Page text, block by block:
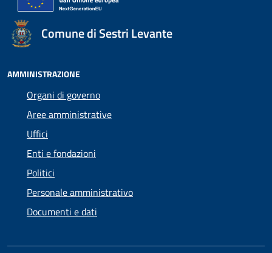
Comune di Sestri Levante
AMMINISTRAZIONE
Organi di governo
Aree amministrative
Uffici
Enti e fondazioni
Politici
Personale amministrativo
Documenti e dati